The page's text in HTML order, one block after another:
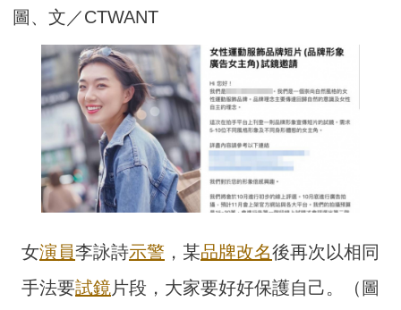
圖、文／CTWANT
女演員李詠詩示警 ，某品牌改名後再次以相同
手法要試鏡片段，大家要好好保護自己。（圖